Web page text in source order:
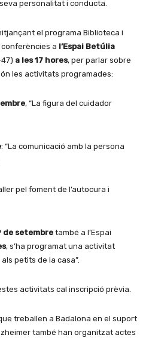
personalitat i conducta.
el programa Biblioteca i
a l’Espai Betúlia
a les 17 hores, per parlar sobre
les activitats programades:
, “La figura del cuidador
: “La comunicació amb la persona
pel foment de l’autocura i
de setembre també a l’Espai
, s’ha programat una activitat
petits de la casa”.
activitats cal inscripció prèvia.
treballen a Badalona en el suport
també han organitzat actes